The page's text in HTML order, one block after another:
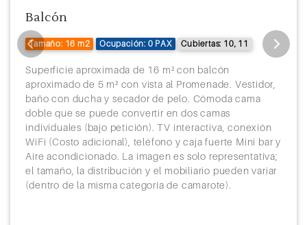
Balcón
Tamaño: 16 m2 Ocupación: 0 PAX Cubiertas: 10, 11
Superficie aproximada de 16 m² con balcón
aproximado de 5 m² con vista al Promenade. Vestidor,
baño con ducha y secador de pelo. Cómoda cama
doble que se puede convertir en dos camas
individuales (bajo petición). TV interactiva, conexión
WiFi (Costo adicional), teléfono y caja fuerte Mini bar y
Aire acondicionado. La imagen es solo representativa;
el tamaño, la distribución y el mobiliario pueden variar
(dentro de la misma categoría de camarote).